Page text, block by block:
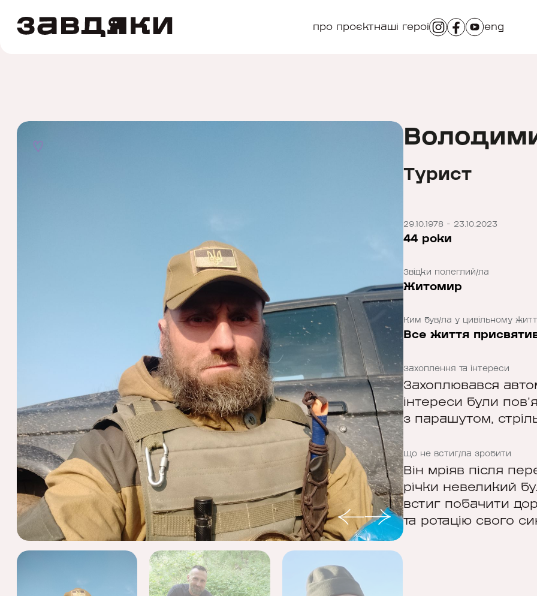
про проєктнаші герої eng
Турист
29.10.1978 - 23.10.2023
44 роки
Звідки полеглий/ла
Житомир
Ким був/ла у цивільному
Все життя
Захоплення та інтереси
Захоплювався
інтереси були
з парашутом,
Що не встиг/ла зробити
Він мріяв після
річки невеликий
встиг побачити
та ротацію свого